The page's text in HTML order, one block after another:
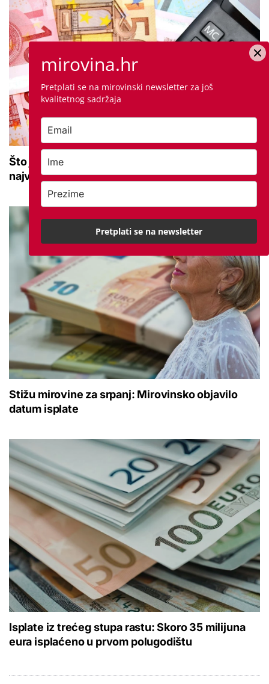
Što je prinos i kako se računa? Jedna od
najvažnijih vrijednosti u drugom stupu
Stižu mirovine za srpanj: Mirovinsko objavilo
datum isplate
Isplate iz trećeg stupa rastu: Skoro 35 milijuna
eura isplaćeno u prvom polugodištu
mirovina.hr
Pretplati se na mirovinski newsletter za još
kvalitetnog sadržaja
Pretplati se na newsletter